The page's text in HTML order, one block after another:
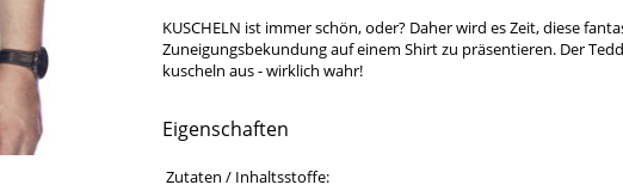
KUSCHELN ist immer schön, oder? Daher wird es Zeit, diese
Zuneigungsbekundung auf einem Shirt zu präsentieren. Der
kuscheln aus - wirklich wahr!
Eigenschaften
Eigenschaften des Produkts
Eigenschaft Wert
Zutaten / Inhaltsstoffe: